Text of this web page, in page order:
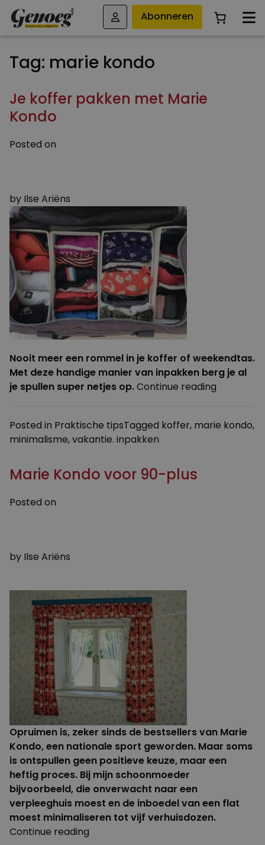
Abonneren
Tag: marie kondo
Je koffer pakken met Marie
Kondo
Posted on
by Ilse Ariëns
Nooit meer een rommel in je koffer of weekendtas.
Met deze handige manier van inpakken berg je al
je spullen super netjes op.Continue reading
met
Posted in Praktische tipsTagged koffer, marie kondo,
minimalisme,vakantie. inpakken
Marie Kondo voor 90-plus
Posted on
by Ilse Ariëns
Opruimen is, zeker sinds de bestsellers van Marie
Kondo, een nationale sport geworden. Maar soms
is ontspullen geen positieve keuze, maar een
heftig proces. Bij mijn schoonmoeder
bijvoorbeeld, die onverwacht naar een
verpleeghuis moest en de inboedel van een flat
moest minimaliseren tot vijf verhuisdozen.
Continue reading